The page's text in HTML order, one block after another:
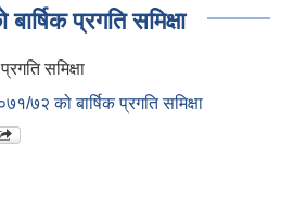
प्रगति समिक्षा
समिक्षा
७२ को बार्षिक प्रगति समिक्षा